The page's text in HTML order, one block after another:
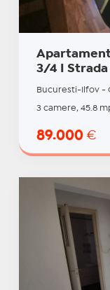
3/4 I Strada
Bucuresti-Ilfov -
3 camere, 45.8
89.000 €